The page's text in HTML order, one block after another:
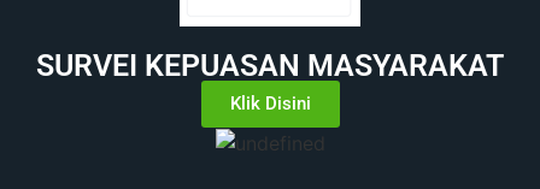
SURVEI KEPUASAN MASYARAKAT
Klik Disini